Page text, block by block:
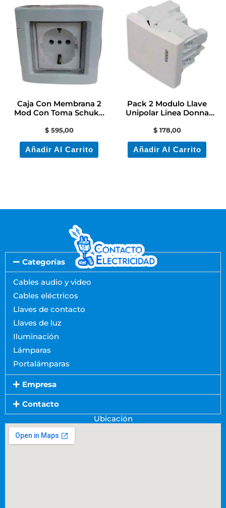
Caja Con Membrana 2
Mod Con Toma Schuko
$595,00
Añadir Al Carrito
Pack 2 Modulo Llave
Unipolar Linea Donna
$178,00
Añadir Al Carrito
Categorías
Cables audio y video
Cables eléctricos
Llaves de contacto
Llaves de luz
Iluminación
Lámparas
Portalámparas
Empresa
Contacto
Ubicación